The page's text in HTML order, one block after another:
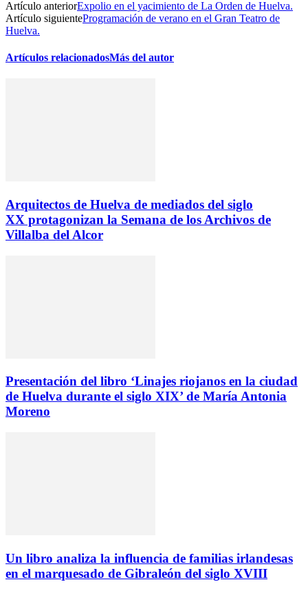
Artículo anteriorExpolio en el yacimiento de La Orden de Huelva.
Artículo siguienteProgramación de verano en el Gran Teatro de
Huelva.
Artículos relacionadosMás del autor
Arquitectos de Huelva de mediados del siglo
XX protagonizan la Semana de los Archivos de
Villalba del Alcor
Presentación del libro ‘Linajes riojanos en la ciudad
de Huelva durante el siglo XIX’ de María Antonia
Moreno
Un libro analiza la influencia de familias irlandesas
en el marquesado de Gibraleón del siglo XVIII